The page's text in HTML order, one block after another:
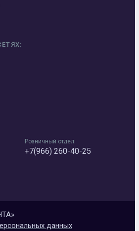
Розничный отдел:
+7(966) 260-40-25
данных